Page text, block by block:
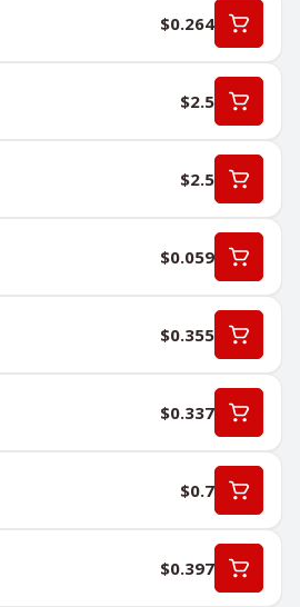
$0.264
$2.5
$2.5
$0.059
$0.355
$0.337
$0.7
$0.397